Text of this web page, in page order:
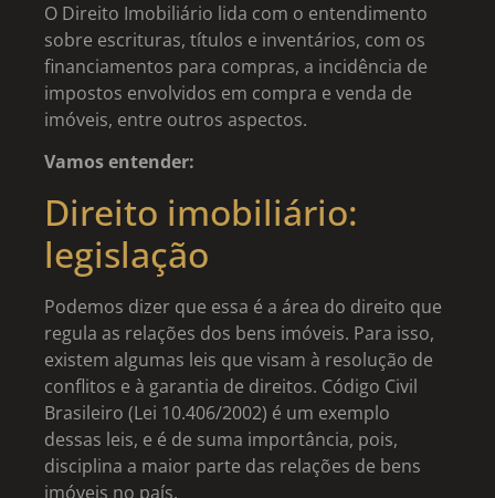
O Direito Imobiliário lida com o entendimento
sobre escrituras, títulos e inventários, com os
financiamentos para compras, a incidência de
impostos envolvidos em compra e venda de
imóveis, entre outros aspectos.
Vamos entender:
Direito imobiliário:
legislação
Podemos dizer que essa é a área do direito que
regula as relações dos bens imóveis. Para isso,
existem algumas leis que visam à resolução de
conflitos e à garantia de direitos. Código Civil
Brasileiro (Lei 10.406/2002) é um exemplo
dessas leis, e é de suma importância, pois,
disciplina a maior parte das relações de bens
imóveis no país.